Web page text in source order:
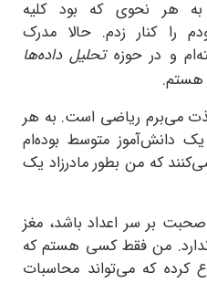
هر نحوی که بود کلیه
را کنار زدم. حالا مدرک
و در حوزهتحلیل داده‌ها
هستم.
می‌برم ریاضی است. به هر
دانش‌آموز متوسط بوده‌ام
که من بطور مادرزاد یک
بر سر اعداد باشد، مغز
من فقط کسی هستم که
کرده که می‌تواند محاسبات